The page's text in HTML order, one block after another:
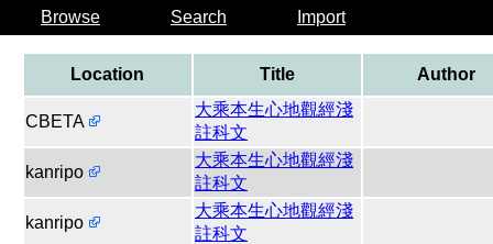
Browse Search Import
Location Title Author
CBETA
大乘本生心地觀經淺
註科文
kanripo
大乘本生心地觀經淺
註科文
kanripo
大乘本生心地觀經淺
註科文